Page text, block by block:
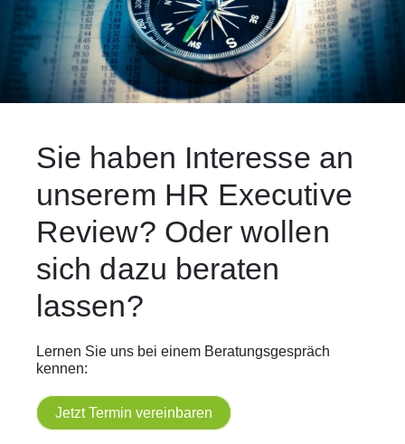
Sie haben Interesse an
unserem HR Executive
Review? Oder wollen
sich dazu beraten
lassen?
Lernen Sie uns bei einem Beratungsgespräch
kennen:
Jetzt Termin vereinbaren